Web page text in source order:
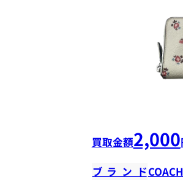
買取金額2,000
ブランドCOACH